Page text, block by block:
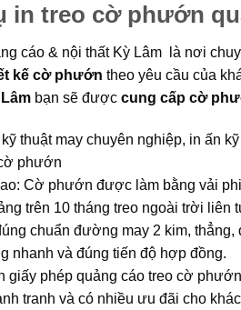
in treo cờ phướn
cáo & nội thất Kỳ Lâm là nơi
kế cờ phướn theo yêu cầu của
bạn sẽ được cung cấp cờ
thuật may chuyên nghiệp, in ấn
phướn
Cờ phướn được làm bằng vải
trên 10 tháng treo ngoài trời liên
chuẩn đường may 2 kim, thẳng,
nhanh và đúng tiến độ hợp đồng.
giấy phép quảng cáo treo cờ
tranh và có nhiều ưu đãi cho